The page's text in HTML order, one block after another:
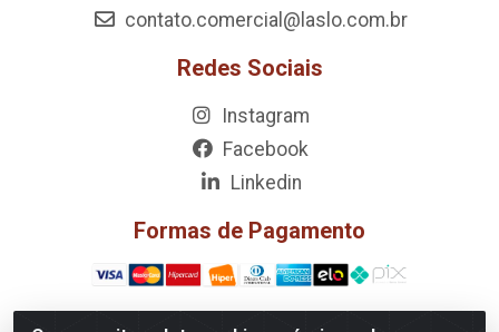
contato.comercial@laslo.com.br
Redes Sociais
Instagram
Facebook
Linkedin
Formas de Pagamento